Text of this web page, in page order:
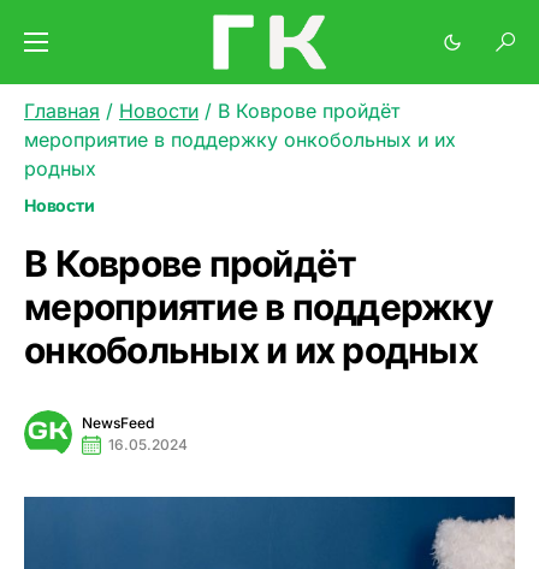
Главная / Новости / В Коврове пройдёт
мероприятие в поддержку онкобольных и их
родных
Новости
В Коврове пройдёт
мероприятие в поддержку
онкобольных и их родных
NewsFeed
16.05.2024